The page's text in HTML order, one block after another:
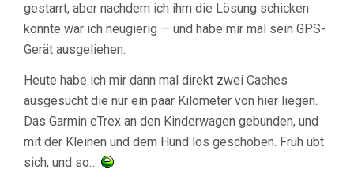
gestarrt, aber nachdem ich ihm die Lösung schicken
konnte war ich neugierig — und habe mir mal sein GPS-
Gerät ausgeliehen.
Heute habe ich mir dann mal direkt zwei Caches
ausgesucht die nur ein paar Kilometer von hier liegen.
Das Garmin eTrex an den Kinderwagen gebunden, und
mit der Kleinen und dem Hund los geschoben. Früh übt
sich, und so…